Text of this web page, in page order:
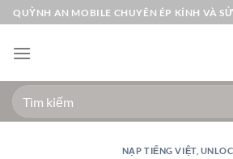
Bỏ
qua
nội
QUỲNH AN MOBILE CHUYÊN ÉP KÍNH VÀ
Tìm
kiếm:
NẠP TIẾNG VIỆT,